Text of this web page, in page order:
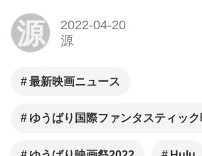
した映画祭
ジュ上映、特
源
2022-04-20
源
最新映画ニュース
ゆうばり国際ファンタスティッ